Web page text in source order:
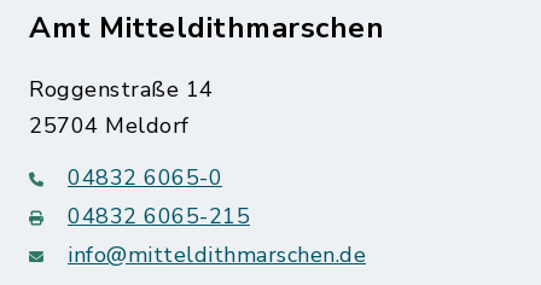
Amt Mitteldithmarschen
Roggenstraße 14
25704 Meldorf
04832 6065-0
04832 6065-215
info@mitteldithmarschen.de